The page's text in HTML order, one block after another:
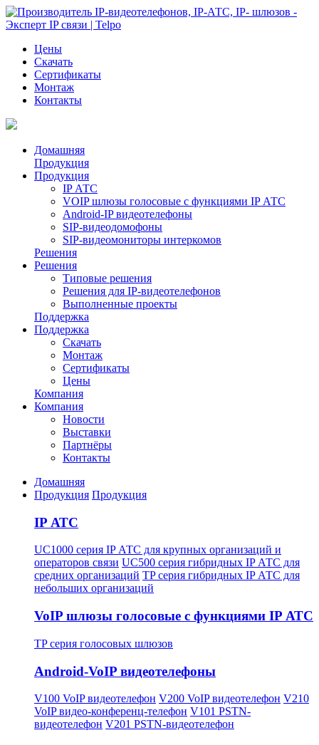
Цены
Скачать
Сертификаты
Монтаж
Контакты
Домашняя
Продукция
Продукция
IP АТС
VOIP шлюзы голосовые с функциями IP АТС
Android-IP видеотелефоны
SIP-видеодомофоны
SIP-видеомониторы интеркомов
Решения
Решения
Типовые решения
Решения для IP-видеотелефонов
Выполненные проекты
Поддержка
Поддержка
Скачать
Монтаж
Сертификаты
Цены
Компания
Компания
Новости
Выставки
Партнёры
Контакты
Домашняя
Продукция Продукция
IP АТС
UC1000 серия IP АТС для крупных организаций и
операторов связи UC500 серия гибридных IP АТС для
средних организаций TP серия гибридных IP АТС для
небольших организаций
VoIP шлюзы голосовые с функциями IP АТС
TP серия голосовых шлюзов
Android-VoIP видеотелефоны
V100 VoIP видеотелефон V200 VoIP видеотелефон V210
VoIP видео-конференц-телефон V101 PSTN-
видеотелефон V201 PSTN-видеотелефон